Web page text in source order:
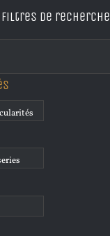
Filtres de recherche